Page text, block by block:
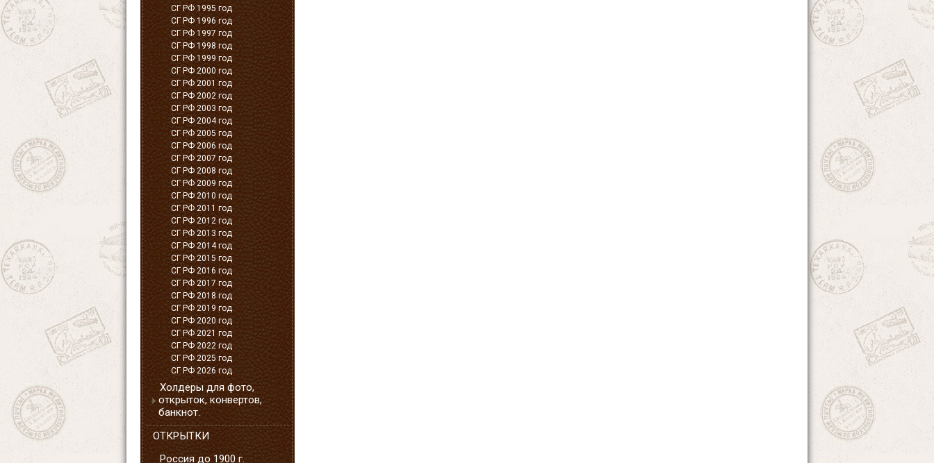
СГ РФ 1995 год
СГ РФ 1996 год
СГ РФ 1997 год
СГ РФ 1998 год
СГ РФ 1999 год
СГ РФ 2000 год
СГ РФ 2001 год
СГ РФ 2002 год
СГ РФ 2003 год
СГ РФ 2004 год
СГ РФ 2005 год
СГ РФ 2006 год
СГ РФ 2007 год
СГ РФ 2008 год
СГ РФ 2009 год
СГ РФ 2010 год
СГ РФ 2011 год
СГ РФ 2012 год
СГ РФ 2013 год
СГ РФ 2014 год
СГ РФ 2015 год
СГ РФ 2016 год
СГ РФ 2017 год
СГ РФ 2018 год
СГ РФ 2019 год
СГ РФ 2020 год
СГ РФ 2021 год
СГ РФ 2022 год
СГ РФ 2025 год
СГ РФ 2026 год
Холдеры для фото,
открыток, конвертов,
банкнот.
ОТКРЫТКИ
Россия до 1900 г.